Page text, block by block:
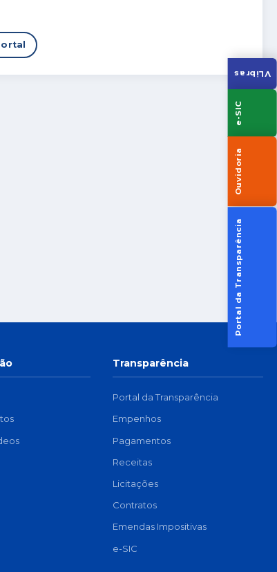
VLibras
e-SIC
Ouvidoria
Portal da Transparência
Transparência
Portal da Transparência
Empenhos
Pagamentos
Receitas
Licitações
Contratos
Emendas Impositivas
e-SIC